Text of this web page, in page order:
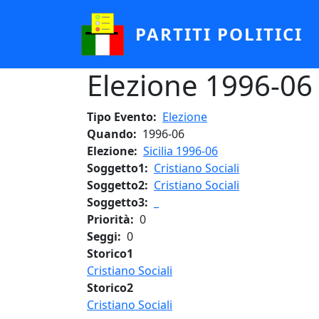
PARTITI POLITICI
Elezione 1996-
Tipo Evento
Elezione
Quando
1996-06
Elezione Sicilia 1996-06
Soggetto1
Cristiano Sociali
Soggetto2
Cristiano Sociali
Soggetto3
Priorità
0
Seggi
0
Storico1
Cristiano Sociali
Storico2
Cristiano Sociali